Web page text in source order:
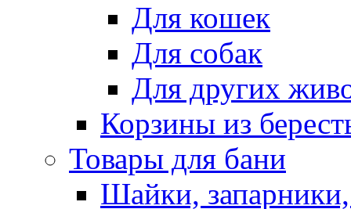
Для кошек
Для собак
Для других
Корзины из
Товары для бани
Шайки,